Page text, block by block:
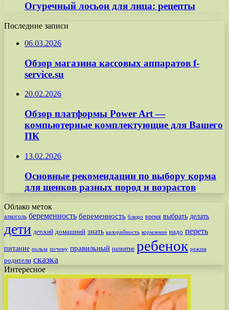
Огуречный лосьон для лица: рецепты
Последние записи
06.03.2026
Обзор магазина кассовых аппаратов f-
service.su
20.02.2026
Обзор платформы Power Art —
компьютерные комплектующие для Вашего
ПК
13.02.2026
Основные рекомендации по выбору корма
для щенков разных пород и возрастов
Облако меток
алкоголь беременность беременность блюдо время выбрать делать
дети детский домашний знать калорийность кормление надо переть
питание польза почему правильный развитие ребенок режим
родители сказка
Интересное